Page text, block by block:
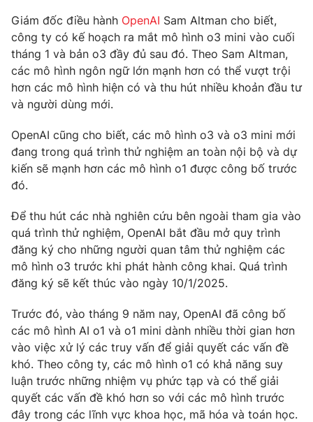
Câu chuyện quốc tế
Tài chính
Thị trường
Góc doanh nghiệp
Dữ liệu và đời sống
Truyền hình
Phim VTV
Hậu trường
Nhân vật
Khán giả
Giải sao mai
Giải trí
Điện ảnh
Âm nhạc
Đời sống
Du lịch
Làm đẹp
Chất lượng cuộc sống
Giáo dục
Tuyển sinh
Học trực tuyến
Công nghệ
Hitech Công nghệ tương lai
Sản phẩm
Thị trường
Tư vấn
Giao lưu trực tuyến
Lịch phát sóng
Chuyên mục khác
Emagazine Podcast
Giám đốc điều hành OpenAI Sam Altman cho biết,
công ty có kế hoạch ra mắt mô hình o3 mini vào cuối
tháng 1 và bản o3 đầy đủ sau đó. Theo Sam Altman,
các mô hình ngôn ngữ lớn mạnh hơn có thể vượt trội
hơn các mô hình hiện có và thu hút nhiều khoản đầu tư
và người dùng mới.
OpenAI cũng cho biết, các mô hình o3 và o3 mini mới
đang trong quá trình thử nghiệm an toàn nội bộ và dự
kiến sẽ mạnh hơn các mô hình o1 được công bố trước
đó.
Để thu hút các nhà nghiên cứu bên ngoài tham gia vào
quá trình thử nghiệm, OpenAI bắt đầu mở quy trình
đăng ký cho những người quan tâm thử nghiệm các
mô hình o3 trước khi phát hành công khai. Quá trình
đăng ký sẽ kết thúc vào ngày 10/1/2025.
Trước đó, vào tháng 9 năm nay, OpenAI đã công bố
các mô hình AI o1 và o1 mini dành nhiều thời gian hơn
vào việc xử lý các truy vấn để giải quyết các vấn đề
khó. Theo công ty, các mô hình o1 có khả năng suy
luận trước những nhiệm vụ phức tạp và có thể giải
quyết các vấn đề khó hơn so với các mô hình trước
đây trong các lĩnh vực khoa học, mã hóa và toán học.